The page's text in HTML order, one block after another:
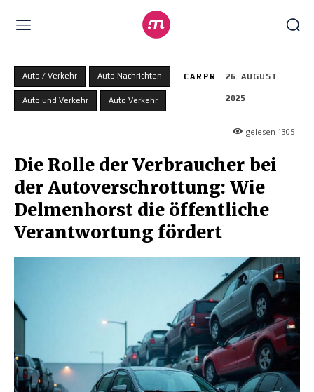
Auto / Verkehr Auto Nachrichten
Auto und Verkehr Auto Verkehr
CARPR 26. AUGUST
2025
gelesen 1305
Die Rolle der Verbraucher bei
der Autoverschrottung: Wie
Delmenhorst die öffentliche
Verantwortung fördert